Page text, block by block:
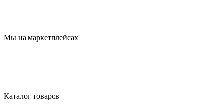
Мы на маркетплейсах
Каталог товаров